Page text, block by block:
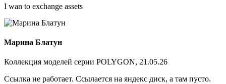
I wan to exchange assets
Марина Блатун
Коллекция моделей серии POLYGON, 21.05.26
Ссылка не работает. Ссылается на яндекс диск, а там пусто.